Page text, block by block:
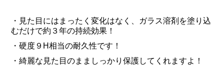
・見た目にはまったく変化はなく、
ガラス溶剤を塗り込
むだけで約３年の持続効果！
・硬度９H相当の耐久性です！
・綺麗な見た目のまましっかり保護してくれますよ！